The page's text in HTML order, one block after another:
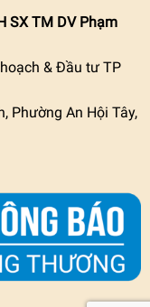
SX TM DV Phạm
& Đầu tư TP
Phường An Hội Tây,